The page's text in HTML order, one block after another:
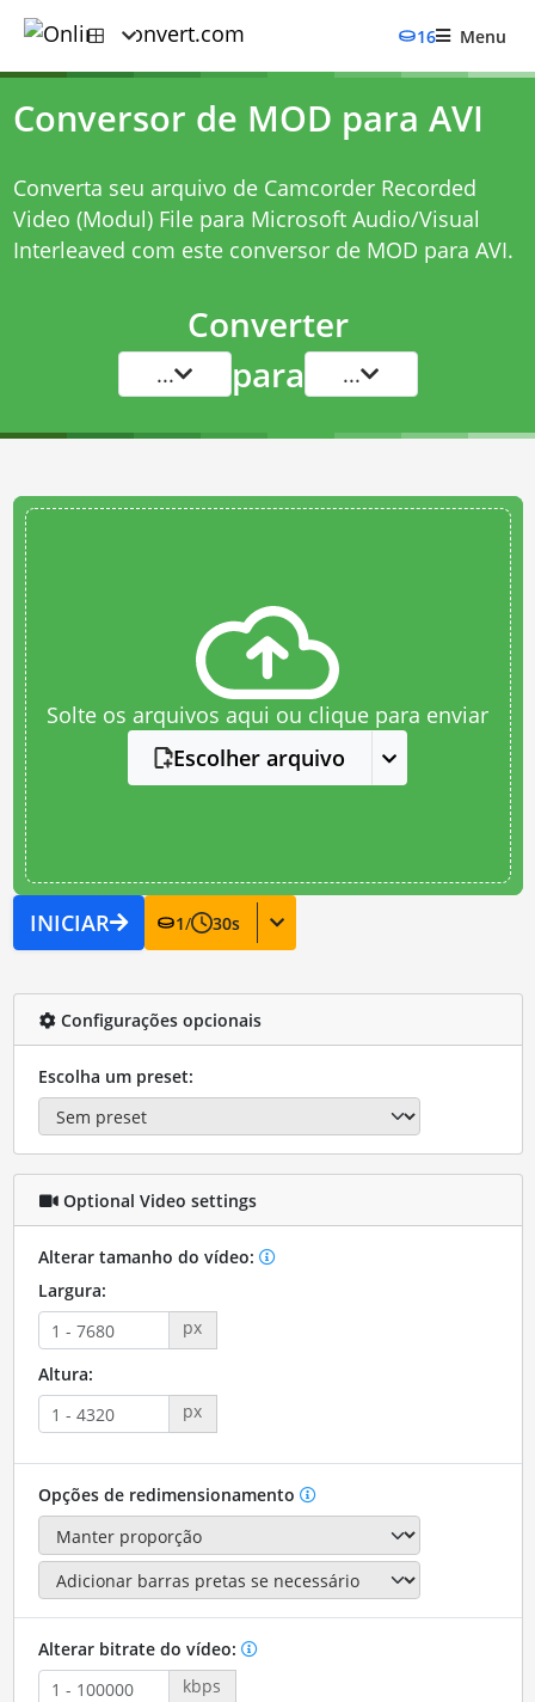
16 Menu
Conversor de MOD para AVI
Converta seu arquivo de Camcorder Recorded
Video (Modul) File para Microsoft Audio/Visual
Interleaved com este conversor de MOD para AVI.
Converter
... para ...
Solte os arquivos aqui ou clique para enviar
Escolher arquivo
INICIAR 1/ 30s
Configurações opcionais
Escolha um preset:
Optional Video settings
Alterar tamanho do vídeo:
Largura:
px
Altura:
px
Opções de redimensionamento
Alterar bitrate do vídeo:
kbps